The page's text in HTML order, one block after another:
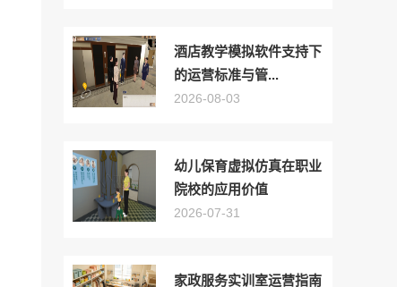
酒店教学模拟软件支持下
的运营标准与管...
2026-08-03
幼儿保育虚拟仿真在职业
院校的应用价值
2026-07-31
家政服务实训室运营指南